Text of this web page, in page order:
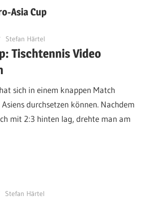
Asia Cup
Stefan Härtel
Tischtennis Video
sich in einem knappen Match
durchsetzen können. Nachdem
mit 2:3 hinten lag, drehte man am
Stefan Härtel